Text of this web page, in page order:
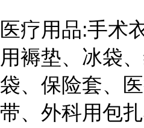
医疗用品:手术
用褥垫、冰袋
袋、保险套、
带、外科用包